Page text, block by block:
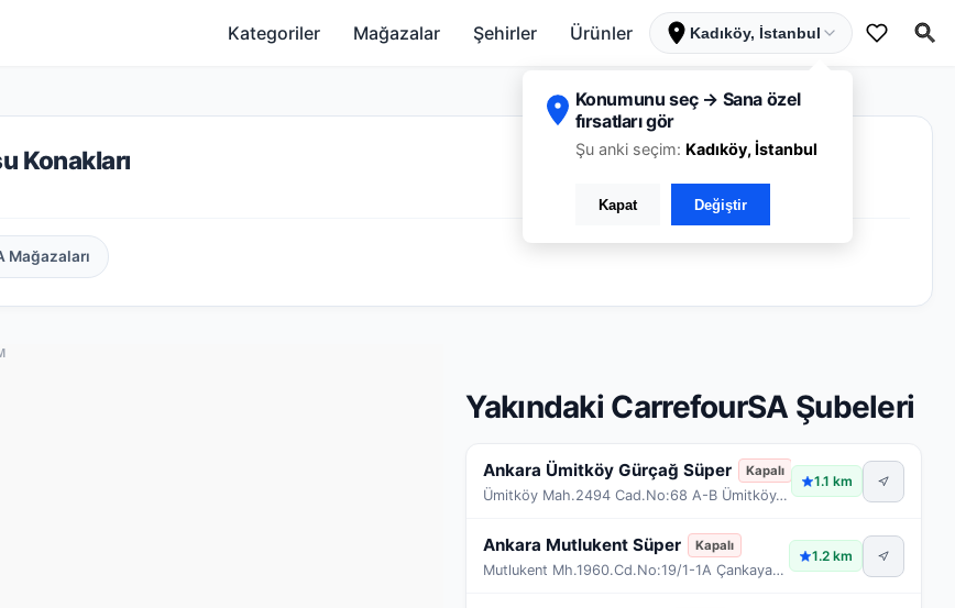
Kategoriler Mağazalar Şehirler Ürünler Kadıköy, İstanbul
Konumunu seç → Sana özel
fırsatları gör
Şu anki seçim: Kadıköy, İstanbul
Kapat Değiştir
Konakları
Mağazaları
Yakındaki CarrefourSA Şubeleri
Ankara Ümitköy Gürçağ Süper Kapalı
Ümitköy Mah.2494 Cad.No:68 A-B Ümitköy/Ankara
1.1 km
Ankara Mutlukent Süper Kapalı
Mutlukent Mh.1960.Cd.No:19/1-1A Çankaya/Ankara
1.2 km